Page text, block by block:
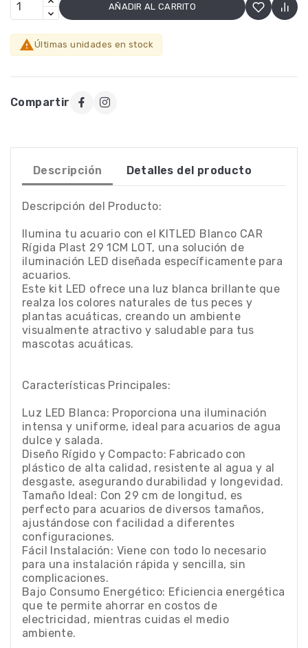
AÑADIR AL CARRITO
Últimas unidades en stock
Compartir
Descripción Detalles del producto
Descripción del Producto:
Ilumina tu acuario con el KITLED Blanco CAR
Rígida Plast 29 1CM LOT, una solución de
iluminación LED diseñada específicamente para
acuarios.
Este kit LED ofrece una luz blanca brillante que
realza los colores naturales de tus peces y
plantas acuáticas, creando un ambiente
visualmente atractivo y saludable para tus
mascotas acuáticas.
Características Principales:
Luz LED Blanca: Proporciona una iluminación
intensa y uniforme, ideal para acuarios de agua
dulce y salada.
Diseño Rígido y Compacto: Fabricado con
plástico de alta calidad, resistente al agua y al
desgaste, asegurando durabilidad y longevidad.
Tamaño Ideal: Con 29 cm de longitud, es
perfecto para acuarios de diversos tamaños,
ajustándose con facilidad a diferentes
configuraciones.
Fácil Instalación: Viene con todo lo necesario
para una instalación rápida y sencilla, sin
complicaciones.
Bajo Consumo Energético: Eficiencia energética
que te permite ahorrar en costos de
electricidad, mientras cuidas el medio
ambiente.